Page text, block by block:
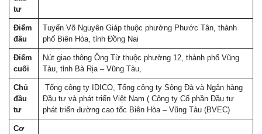
tư
Điểm
đầu
Tuyến Võ Nguyên Giáp thuộc phường Phước Tân, thành
phố Biên Hòa, tỉnh Đồng Nai
Điểm
cuối
Nút giao thông Ông Từ thuộc phường 12, thành phố Vũng
Tàu, tỉnh Bà Rịa – Vũng Tàu,
Chủ
đầu
tư
Tổng công ty IDICO, Tổng công ty Sông Đà và Ngân hàng
Đầu tư và phát triển Việt Nam ( Công ty Cổ phần Đầu tư
phát triển đường cao tốc Biên Hòa – Vũng Tàu (BVEC)
Cơ